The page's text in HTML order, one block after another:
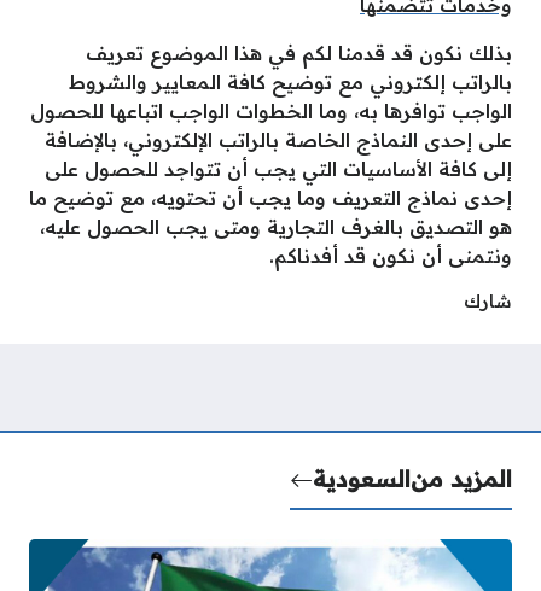
بذلك نكون قد قدمنا لكم في هذا الموضوع تعريف
بالراتب إلكتروني مع توضيح كافة المعايير والشروط
الواجب توافرها به، وما الخطوات الواجب اتباعها للحصول
على إحدى النماذج الخاصة بالراتب الإلكتروني، بالإضافة
إلى كافة الأساسيات التي يجب أن تتواجد للحصول على
إحدى نماذج التعريف وما يجب أن تحتويه، مع توضيح ما
هو التصديق بالغرف التجارية ومتى يجب الحصول عليه،
ونتمنى أن نكون قد أفدناكم.
شارك
المزيد منالسعودية